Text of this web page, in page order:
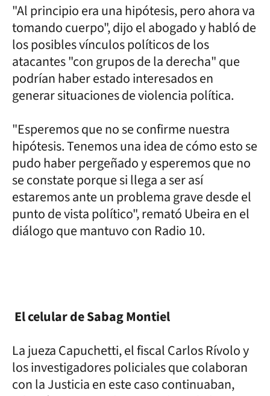
"Al principio era una hipótesis, pero ahora va
tomando cuerpo", dijo el abogado y habló de
los posibles vínculos políticos de los
atacantes "con grupos de la derecha" que
podrían haber estado interesados en
generar situaciones de violencia política.
"Esperemos que no se confirme nuestra
hipótesis. Tenemos una idea de cómo esto se
pudo haber pergeñado y esperemos que no
se constate porque si llega a ser así
estaremos ante un problema grave desde el
punto de vista político", remató Ubeira en el
diálogo que mantuvo con Radio 10.
El celular de Sabag Montiel
La jueza Capuchetti, el fiscal Carlos Rívolo y
los investigadores policiales que colaboran
con la Justicia en este caso continuaban,